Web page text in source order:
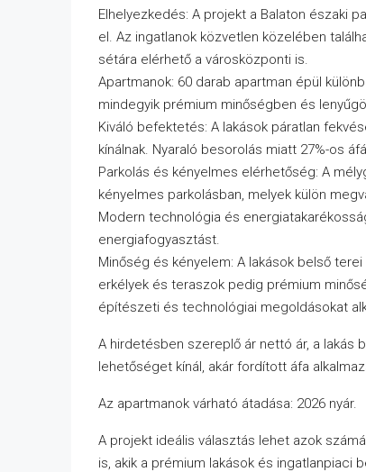
Elhelyezkedés: A projekt a Balaton északi
el. Az ingatlanok közvetlen közelében
sétára elérhető a városközponti is.
Apartmanok: 60 darab apartman épül
mindegyik prémium minőségben és
Kiváló befektetés: A lakások páratlan
kínálnak. Nyaraló besorolás miatt 27%-os
Parkolás és kényelmes elérhetőség: A
kényelmes parkolásban, melyek külön
Modern technológia és
energiafogyasztást.
Minőség és kényelem: A lakások belső
erkélyek és teraszok pedig prémium
építészeti és technológiai megoldásokat
A hirdetésben szereplő ár nettó ár, a lakás
lehetőséget kínál, akár fordított áfa
Az apartmanok várható átadása: 2026 nyár.
A projekt ideális választás lehet azok
is, akik a prémium lakások és ingatlanpiaci